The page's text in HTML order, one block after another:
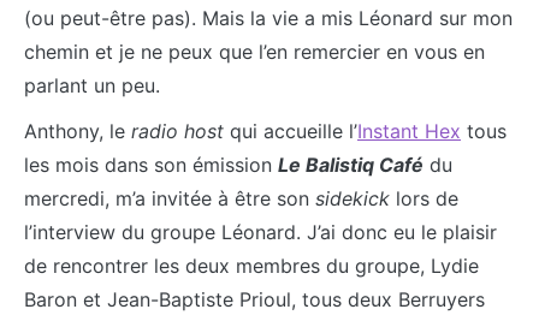
(ou peut-être pas). Mais la vie a mis Léonard sur mon
chemin et je ne peux que l’en remercier en vous en
parlant un peu.
Anthony, le radio host qui accueille l’Instant Hex tous
les mois dans son émission Le Balistiq Café du
mercredi, m’a invitée à être son sidekick lors de
l’interview du groupe Léonard. J’ai donc eu le plaisir
de rencontrer les deux membres du groupe, Lydie
Baron et Jean-Baptiste Prioul, tous deux Berruyers